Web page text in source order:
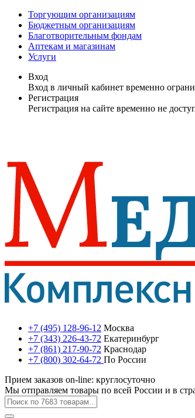
Торгующим организациям
Бюджетным организациям
Благотворительным фондам
Аптекам и магазинам
Услуги
Вход
Вход в личный кабинет временно
Регистрация
Регистрация на сайте временно не
+7 (495) 128-96-12 Москва
+7 (343) 226-43-72 Екатеринбург
+7 (861) 217-90-72 Краснодар
+7 (800) 302-64-72 По России
Прием заказов on-line: круглосуточно
Мы отправляем товары по всей России и в